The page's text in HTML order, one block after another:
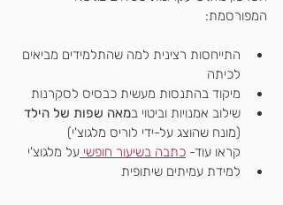
המפורסמת:
התייחסות רצינית למה שהתלמידים מביאים
לכיתה
מיקוד בהתנסות מעשית כבסיס לסקרנות
שילוב אמנויות וביטוי במאה שפות של הילד
(מונח שהוצג על-ידי לוריס מלגוצ'י)
קראו עוד- כתבה בשיעור חופשי על מלגוצ'י
למידת עמיתים שיתופית